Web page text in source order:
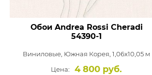
Обои Andrea Rossi Cheradi
54390-1
Виниловые, Южная Корея, 1,06x10,05 м
Цена:
4 800 руб.